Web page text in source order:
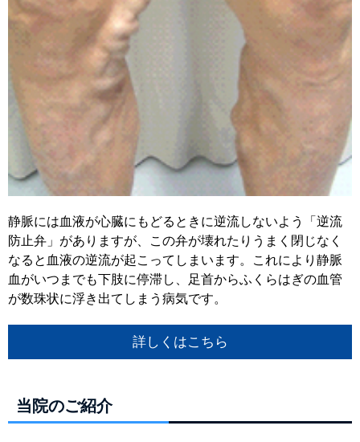
静脈には血液が心臓にもどるときに逆流しないよう「逆流
防止弁」がありますが、この弁が壊れたりうまく閉じなく
なると血液の逆流が起こってしまいます。これにより静脈
血がいつまでも下肢に停滞し、足首からふくらはぎの血管
が数珠状に浮き出てしまう病気です。
詳しくはこちら
当院のご紹介